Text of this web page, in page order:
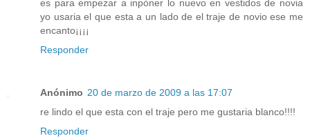
es para empezar a inpòner lo nuevo en vestidos de novia
yo usaria el que esta a un lado de el traje de novio ese me
encanto¡¡¡¡
Responder
Anónimo 20 de marzo de 2009 a las 17:07
re lindo el que esta con el traje pero me gustaria blanco!!!!
Responder